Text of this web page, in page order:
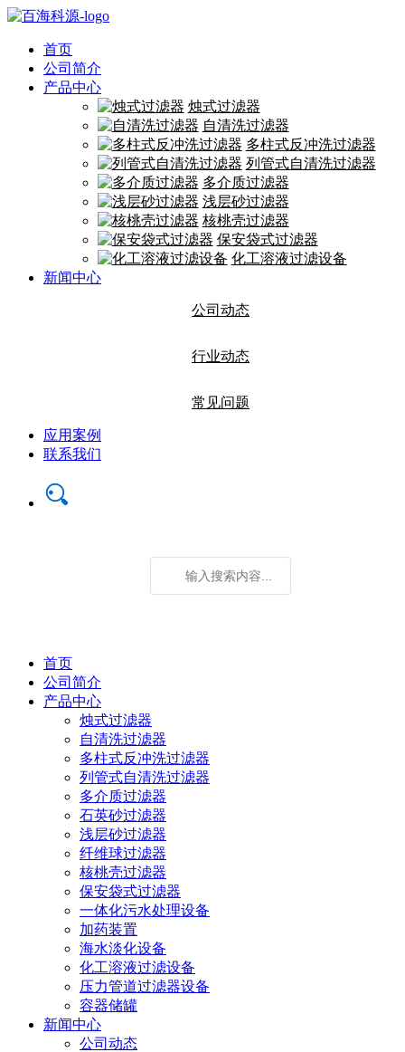
首页
公司简介
产品中心
烛式过滤器
自清洗过滤器
多柱式反冲洗过滤器
列管式自清洗过滤器
多介质过滤器
浅层砂过滤器
核桃壳过滤器
保安袋式过滤器
化工溶液过滤设备
新闻中心
公司动态
行业动态
常见问题
应用案例
联系我们
首页
公司简介
产品中心
烛式过滤器
自清洗过滤器
多柱式反冲洗过滤器
列管式自清洗过滤器
多介质过滤器
石英砂过滤器
浅层砂过滤器
纤维球过滤器
核桃壳过滤器
保安袋式过滤器
一体化污水处理设备
加药装置
海水淡化设备
化工溶液过滤设备
压力管道过滤器设备
容器储罐
新闻中心
公司动态